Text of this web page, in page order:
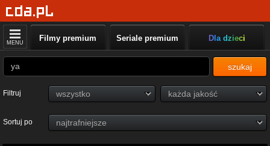
MENU Filmy premium Seriale premium Dla dzieci
szukaj
Filtruj
Sortuj po